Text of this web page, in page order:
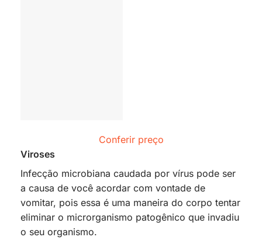
Conferir preço
Viroses
Infecção microbiana caudada por vírus pode ser
a causa de você acordar com vontade de
vomitar, pois essa é uma maneira do corpo tentar
eliminar o microrganismo patogênico que invadiu
o seu organismo.